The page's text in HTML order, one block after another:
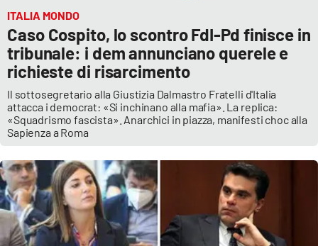
ITALIA MONDO
Caso Cospito, lo scontro FdI-Pd finisce in
tribunale: i dem annunciano querele e
richieste di risarcimento
Il sottosegretario alla Giustizia Dalmastro Fratelli d'Italia
attacca i democrat: «Si inchinano alla mafia». La replica:
«Squadrismo fascista». Anarchici in piazza, manifesti choc alla
Sapienza a Roma